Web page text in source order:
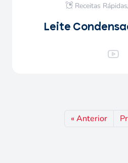
Receitas Rápidas
Leite
« Anterior